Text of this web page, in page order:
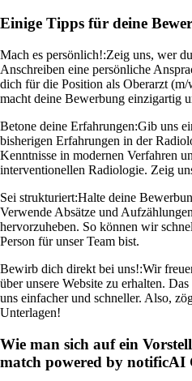
Einige Tipps für deine
Mach es persönlich!:Zeig uns, wer
Anschreiben eine persönliche
dich für die Position als Oberarzt
macht deine Bewerbung einzigartig
Betone deine Erfahrungen:Gib uns
bisherigen Erfahrungen in der
Kenntnisse in modernen Verfahren
interventionellen Radiologie. Zeig
Sei strukturiert:Halte deine
Verwende Absätze und
hervorzuheben. So können wir
Person für unser Team bist.
Bewirb dich direkt bei uns!:Wir
über unsere Website zu erhalten.
uns einfacher und schneller. Also,
Unterlagen!
Wie man sich auf ein
match powered by notificAI